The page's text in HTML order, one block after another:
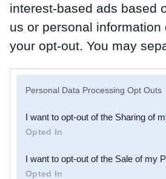
interest-based ads based
us or personal
your opt-out. You may
Downstream Participants
third parties.
Personal Data Processing Opt Outs
I want to opt-out of the Sharing of
Opted In
I want to opt-out of the Sale of my
Opted In